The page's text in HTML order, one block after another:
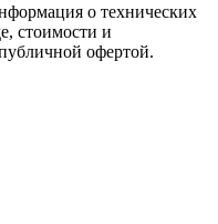
о технических
стоимости и
офертой.